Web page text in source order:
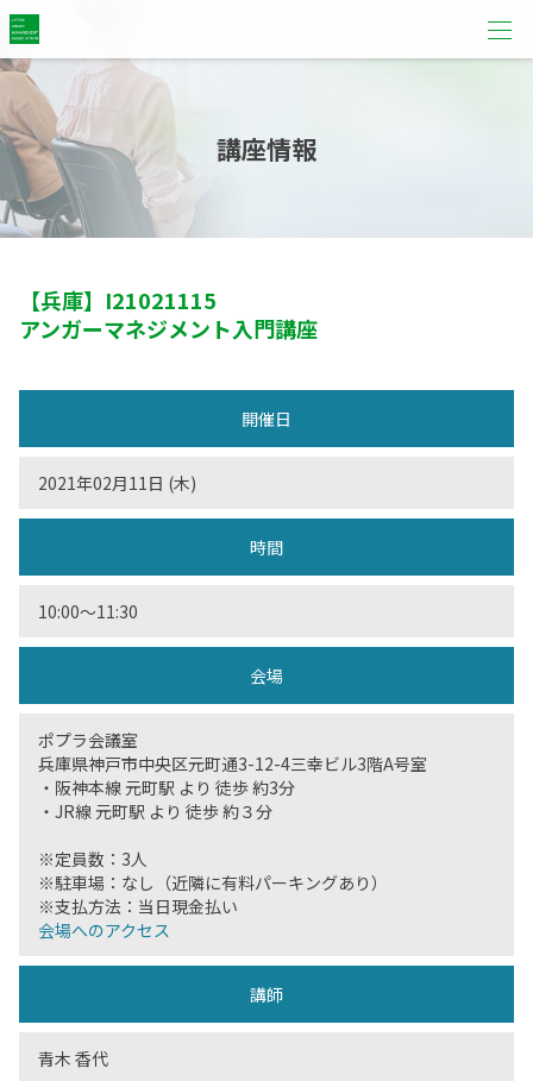
講座情報
【兵庫】 I21021115
アンガーマネジメント入門講座
開催日
2021年02月11日 (木)
時間
10:00〜11:30
会場
ポプラ会議室
兵庫県神戸市中央区元町通3-12-4三幸ビル3階A号室
・阪神本線 元町駅 より 徒歩 約3分
・JR線 元町駅 より 徒歩 約３分
※定員数：3人
※駐車場：なし（近隣に有料パーキングあり）
※支払方法：当日現金払い
会場へのアクセス
講師
青木 香代